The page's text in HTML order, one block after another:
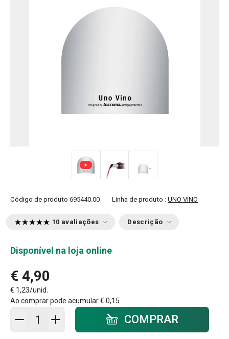
Código de produto 695440.00 Linha de produto : UNO VINO
10 avaliações Descrição
Disponível na loja online
€ 4,90
€ 1,23/unid.
Ao comprar pode acumular€ 0,15
Adicionar ao carrinho - quantidadeCOMPRAR